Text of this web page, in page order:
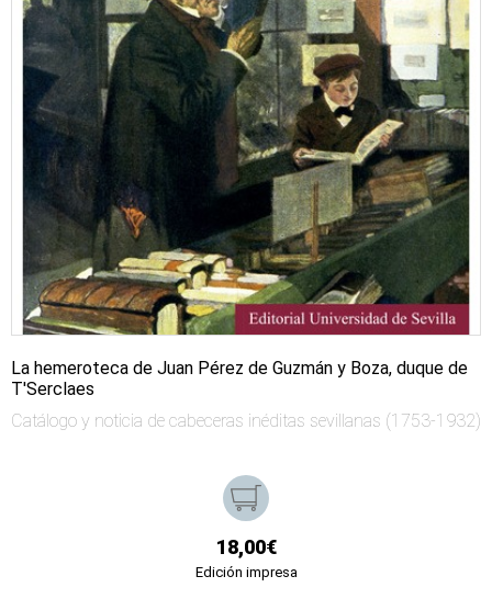
La hemeroteca de Juan Pérez de Guzmán y Boza, duque de
T'Serclaes
Catálogo y noticia de cabeceras inéditas sevillanas (1753-1932)
18,00€
Edición impresa